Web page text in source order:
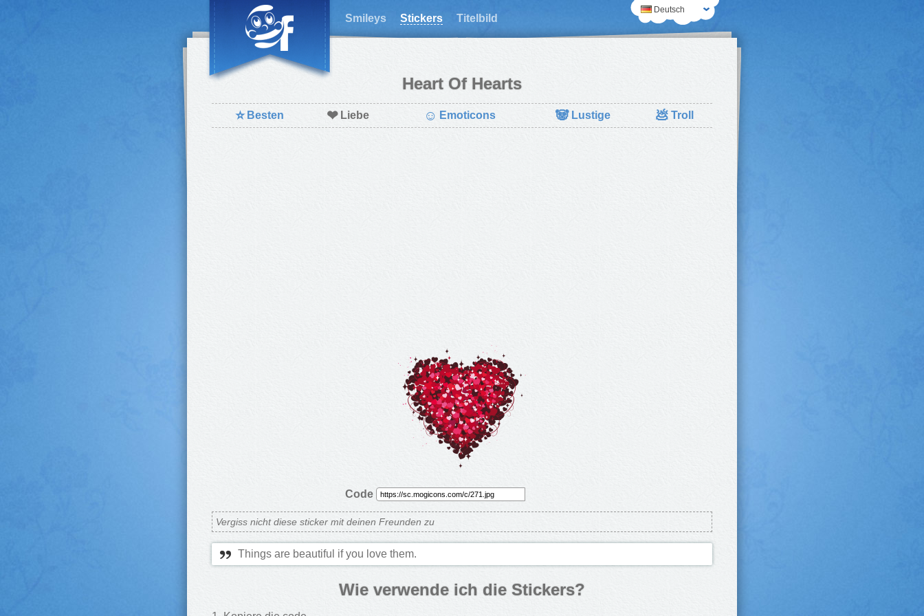
Smileys Stickers Titelbild
Deutsch
Heart Of Hearts
⭐ Besten ❤ Liebe ☺ Emoticons 🐼 Lustige 💩 Troll
Code
Vergiss nicht diese sticker mit deinen Freunden zu
Things are beautiful if you love them.
Wie verwende ich die Stickers?